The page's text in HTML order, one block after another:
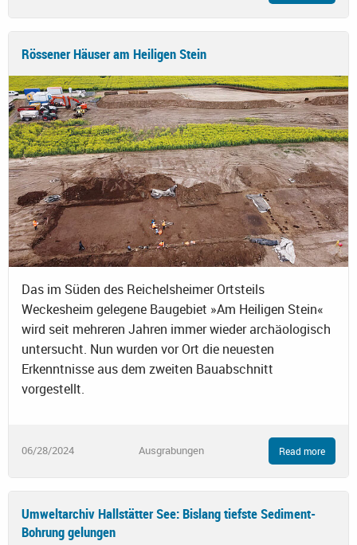
Rössener Häuser am Heiligen Stein
Das im Süden des Reichelsheimer Ortsteils
Weckesheim gelegene Baugebiet »Am Heiligen Stein«
wird seit mehreren Jahren immer wieder archäologisch
untersucht. Nun wurden vor Ort die neuesten
Erkenntnisse aus dem zweiten Bauabschnitt
vorgestellt.
06/28/2024 Ausgrabungen Read more
Umweltarchiv Hallstätter See: Bislang tiefste Sediment-
Bohrung gelungen